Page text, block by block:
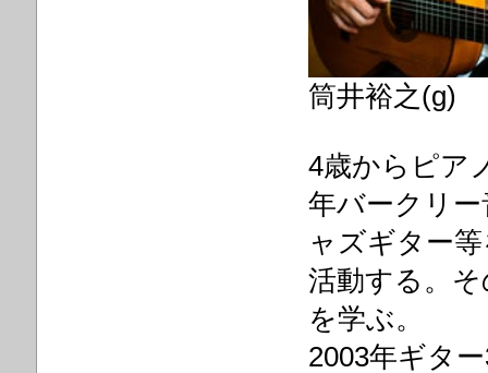
筒井裕之(g)
4歳からピア
年バークリ
ャズギター
活動する。
を学ぶ。
2003年ギタ